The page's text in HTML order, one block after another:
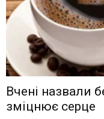
Вчені назвали
зміцнює серце